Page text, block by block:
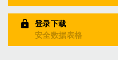
登录下载
安全数据表格